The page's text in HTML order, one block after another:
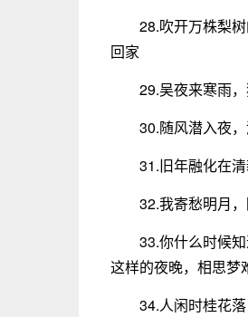
28.吹开万株梨
回家
29.吴夜来寒雨
30.随风潜入夜
31.旧年融化在
32.我寄愁明月
33.你什么时候
这样的夜晚，相思
34.人闲时桂花